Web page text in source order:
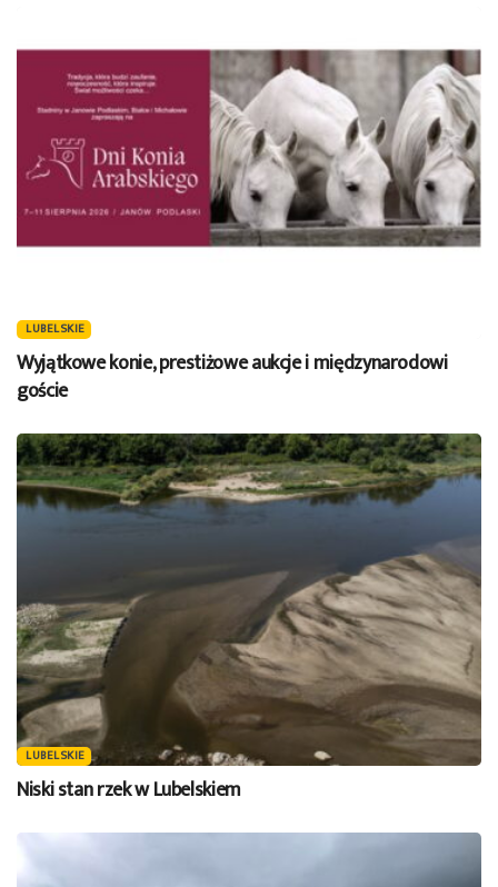
LUBELSKIE
Wyjątkowe konie, prestiżowe aukcje i międzynarodowi
goście
LUBELSKIE
Niski stan rzek w Lubelskiem